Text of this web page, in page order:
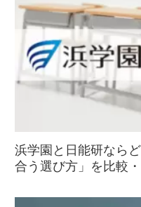
浜学園と日能研なら
合う選び方」を比較